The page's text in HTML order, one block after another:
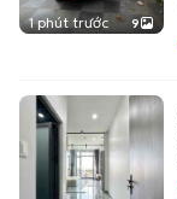
1 phút trước 9